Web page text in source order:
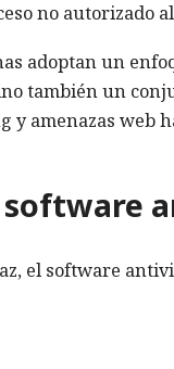
no autorizado
adoptan un
también un
y amenazas web
el software